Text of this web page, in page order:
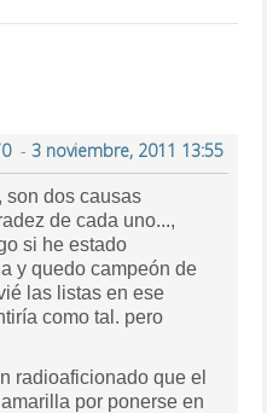
- 3 noviembre, 2011 13:55
son dos causas
de cada uno...,
si he estado
y quedo campeón de
las listas en ese
como tal. pero
radioaficionado que el
por ponerse en